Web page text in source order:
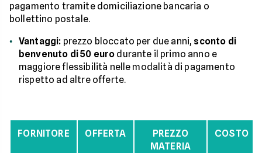
pagamento tramite domiciliazione bancaria o
bollettino postale.
Vantaggi: prezzo bloccato per due anni, sconto di
benvenuto di 50 euro durante il primo anno e
maggiore flessibilità nelle modalità di pagamento
rispetto ad altre offerte.
FORNITORE OFFERTA
PREZZO
MATERIA
COSTO